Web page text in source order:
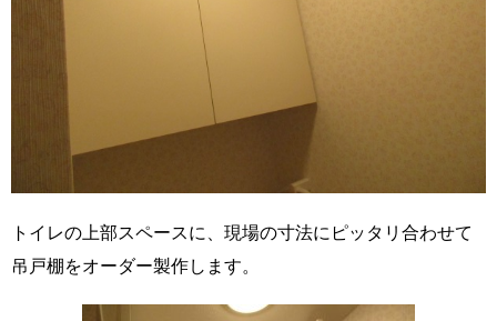
トイレの上部スペースに、現場の寸法にピッタリ合わせて
吊戸棚をオーダー製作します。